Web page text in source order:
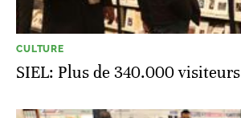
CULTURE
SIEL: Plus de 340.000 visiteurs